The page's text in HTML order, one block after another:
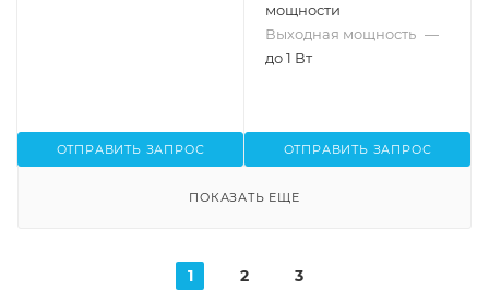
ОТПРАВИТЬ ЗАПРОС
мощности
Выходная мощность —
до 1 Вт
ОТПРАВИТЬ ЗАПРОС
ПОКАЗАТЬ ЕЩЕ
1 2 3